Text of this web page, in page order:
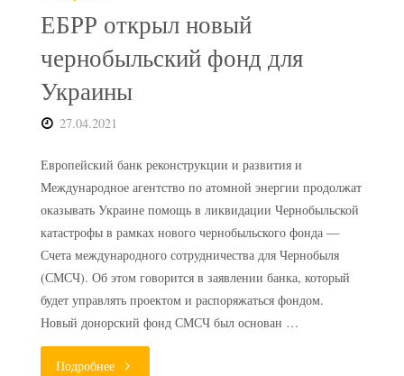
ЕБРР открыл новый
чернобыльский фонд для
Украины
27.04.2021
Европейский банк реконструкции и развития и
Международное агентство по атомной энергии продолжат
оказывать Украине помощь в ликвидации Чернобыльской
катастрофы в рамках нового чернобыльского фонда —
Счета международного сотрудничества для Чернобыля
(СМСЧ). Об этом говорится в заявлении банка, который
будет управлять проектом и распоряжаться фондом.
Новый донорский фонд СМСЧ был основан …
Подробнее"ЕБРР